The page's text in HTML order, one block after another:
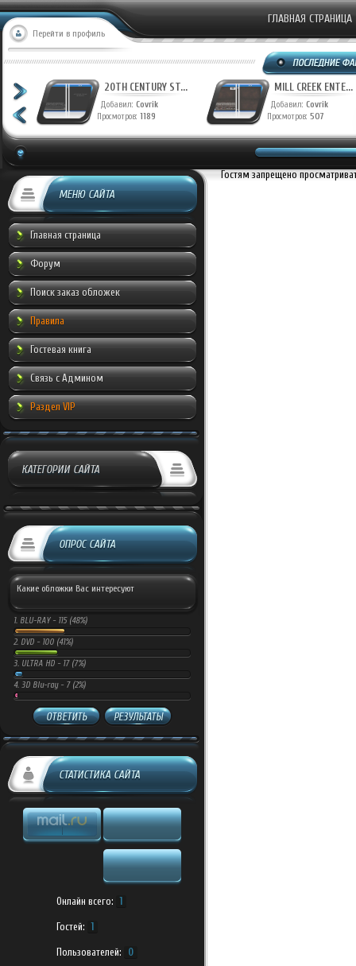
Перейти в профиль
ГЛАВНАЯ СТРАНИЦА
20TH CENTURY ST...
Добавил: Covrik
Просмотров: 1189
MILL CREEK ENTE...
Добавил: Covrik
Просмотров: 507
МЕНЮ САЙТА
Главная страница
Форум
Поиск заказ обложек
Правила
Гостевая книга
Связь с Админом
Раздел VIP
КАТЕГОРИИ САЙТА
ОПРОС САЙТА
Какие обложки Вас интересуют
1. BLU-RAY - 115 (48%)
2. DVD - 100 (41%)
3. ULTRA HD - 17 (7%)
4. 3D Blu-ray - 7 (2%)
ОТВЕТИТЬ РЕЗУЛЬТАТЫ
СТАТИСТИКА САЙТА
Онлайн всего: 1
Гостей: 1
Пользователей: 0
Гостям запрещено